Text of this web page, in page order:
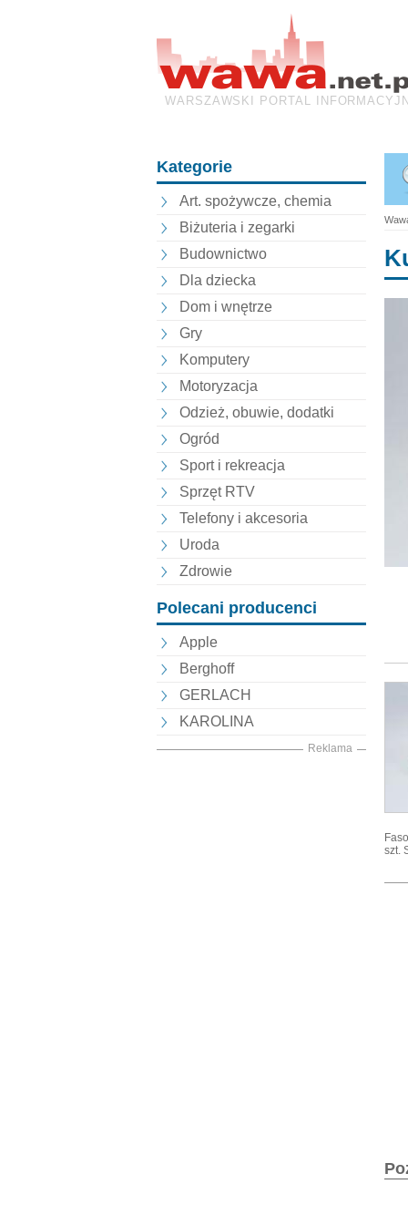
WARSZAWSKI PORTAL
Kategorie
Art. spożywcze, chemia
Biżuteria i zegarki
Budownictwo
Dla dziecka
Dom i wnętrze
Gry
Komputery
Motoryzacja
Odzież, obuwie, dodatki
Ogród
Sport i rekreacja
Sprzęt RTV
Telefony i akcesoria
Uroda
Zdrowie
Polecani producenci
Apple
Berghoff
GERLACH
KAROLINA
Reklama
szt.